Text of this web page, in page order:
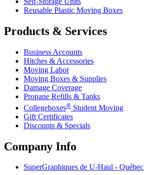
Reusable Plastic Moving Boxes
Products & Services
Business Accounts
Hitches & Accessories
Moving Labor
Moving Boxes & Supplies
Damage Coverage
Propane Refills & Tanks
Collegeboxes® Student Moving
Gift Certificates
Discounts & Specials
Company Info
SuperGraphiques de U-Haul - Québec